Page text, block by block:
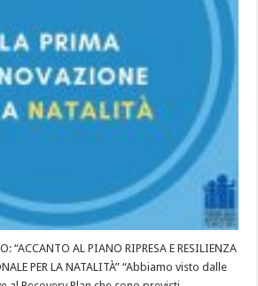
“ACCANTO AL PIANO RIPRESA E RESILIENZA
PER LA NATALITÀ” “Abbiamo visto dalle